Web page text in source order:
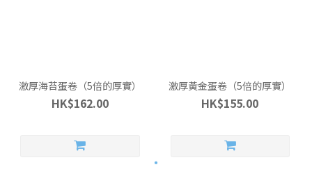
激厚海苔蛋卷（5倍的厚實）
HK$162.00
激厚黃金蛋卷（5倍的厚實）
HK$155.00